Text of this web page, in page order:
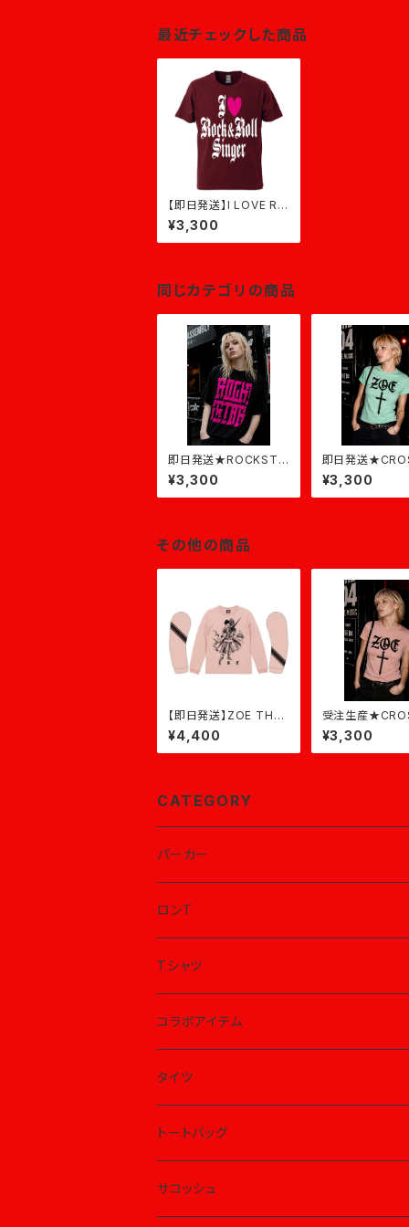
最近チェックした商品
【即日発送】I LOVE R&
R SINGER★バーガン
ディ
¥3,300
同じカテゴリの商品
即日発送★ROCKSTA
R★黒×ピンク
¥3,300
即日発送
ZOE T-shirt★
グリーン
¥3,300
その他の商品
【即日発送】ZOE THE
PIRATE LONG★オフ
ピンク×黒
¥4,400
受注生産
ZOE T-shirt★
ィピンク
¥3,300
CATEGORY
パーカー
ロンT
Tシャツ
コラボアイテム
タイツ
トートバッグ
サコッシュ